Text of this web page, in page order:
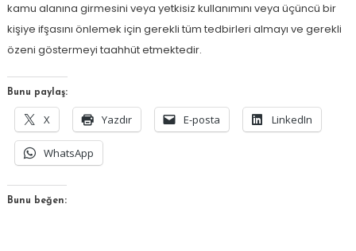
kamu alanına girmesini veya yetkisiz kullanımını veya üçüncü bir
kişiye ifşasını önlemek için gerekli tüm tedbirleri almayı ve gerekli
özeni göstermeyi taahhüt etmektedir.
Bunu paylaş:
X Yazdır E-posta LinkedIn
WhatsApp
Bunu beğen: